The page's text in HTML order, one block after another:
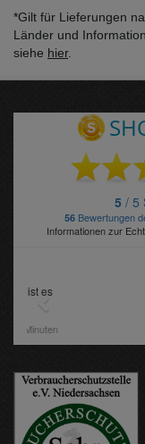
*Gilt für Lieferungen
Länder und
siehe hier.